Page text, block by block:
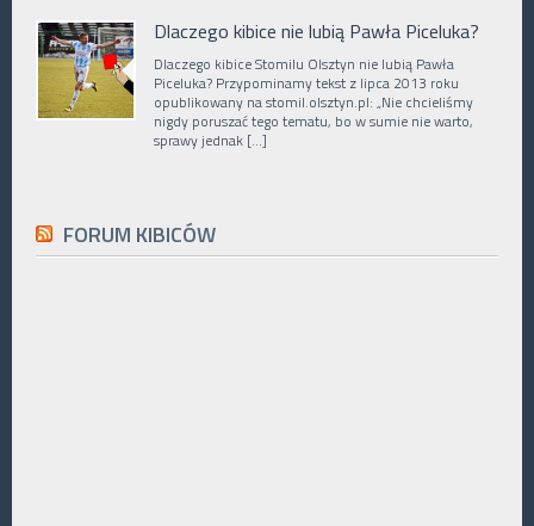
Dlaczego kibice nie lubią Pawła Piceluka?
Dlaczego kibice Stomilu Olsztyn nie lubią Pawła
Piceluka? Przypominamy tekst z lipca 2013 roku
opublikowany na stomil.olsztyn.pl: „Nie chcieliśmy
nigdy poruszać tego tematu, bo w sumie nie warto,
sprawy jednak […]
FORUM KIBICÓW